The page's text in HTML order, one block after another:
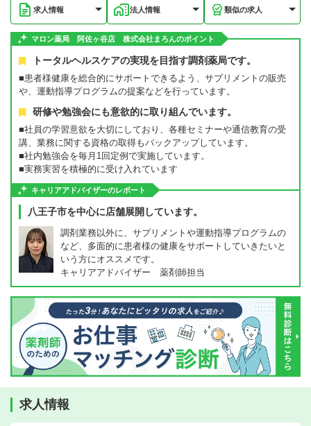
求人情報 法人情報 類似の求人
マロン薬局 阿佐ヶ谷店 株式会社まろんのポイント
トータルヘルスケアの実現を目指す調剤薬局です。
■患者様健康を総合的にサポートできるよう、サプリメントの販売
や、運動指導プログラムの提案などを行っています。
研修や勉強会にも意欲的に取り組んでいます。
■社員の学習意欲を大切にしており、各種セミナーや通信教育の受
講、業務に関する資格の取得もバックアップしています。
■社内勉強会を毎月1回定例で実施しています。
■実務実習を積極的に受け入れています
キャリアアドバイザーのレポート
八王子市を中心に店舗展開しています。
調剤業務以外に、サプリメントや運動指導プログラムの
など、多面的に患者様の健康をサポートしていきたいと
いう方にオススメです。
キャリアアドバイザー 薬剤師担当
求人情報